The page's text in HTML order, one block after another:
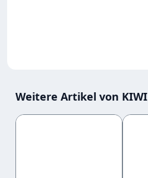
Weitere Artikel von KIWI
Produktgalerie überspringen